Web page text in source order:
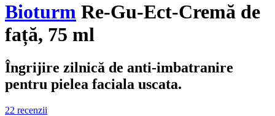
Bioturm Re-Gu-Ect-Cremă de
față, 75 ml
Îngrijire zilnică de anti-imbatranire
pentru pielea faciala uscata.
22 recenzii